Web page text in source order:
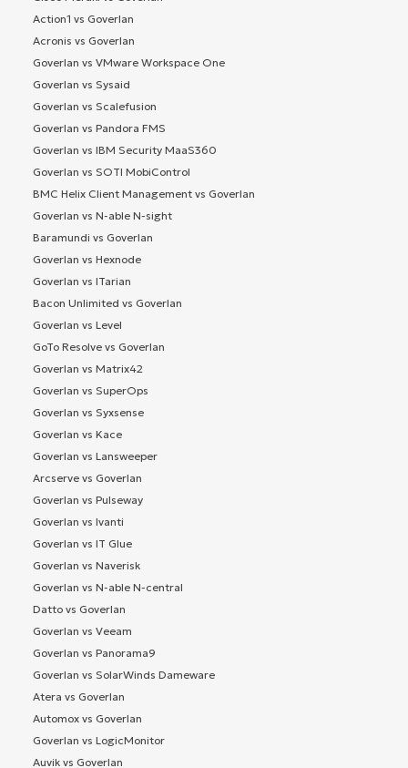
Action1 vs Goverlan
Acronis vs Goverlan
Goverlan vs VMware Workspace One
Goverlan vs Sysaid
Goverlan vs Scalefusion
Goverlan vs Pandora FMS
Goverlan vs IBM Security MaaS360
Goverlan vs SOTI MobiControl
BMC Helix Client Management vs Goverlan
Goverlan vs N-able N-sight
Baramundi vs Goverlan
Goverlan vs Hexnode
Goverlan vs ITarian
Bacon Unlimited vs Goverlan
Goverlan vs Level
GoTo Resolve vs Goverlan
Goverlan vs Matrix42
Goverlan vs SuperOps
Goverlan vs Syxsense
Goverlan vs Kace
Goverlan vs Lansweeper
Arcserve vs Goverlan
Goverlan vs Pulseway
Goverlan vs Ivanti
Goverlan vs IT Glue
Goverlan vs Naverisk
Goverlan vs N-able N-central
Datto vs Goverlan
Goverlan vs Veeam
Goverlan vs Panorama9
Goverlan vs SolarWinds Dameware
Atera vs Goverlan
Automox vs Goverlan
Goverlan vs LogicMonitor
Auvik vs Goverlan